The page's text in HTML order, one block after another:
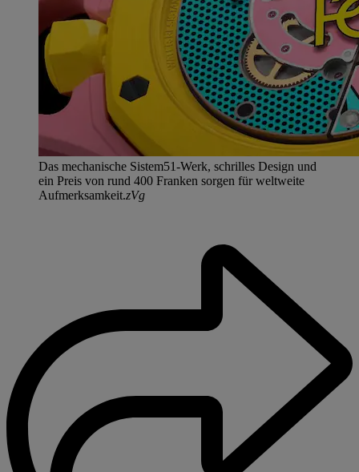
Das mechanische Sistem51-Werk, schrilles Design und
ein Preis von rund 400 Franken sorgen für weltweite
Aufmerksamkeit.zVg